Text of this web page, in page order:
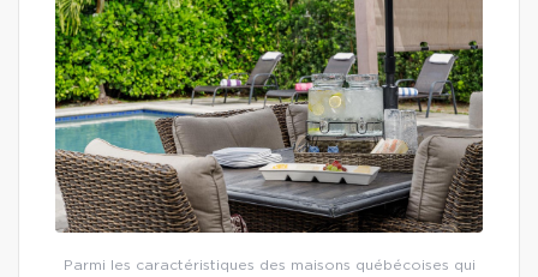
Parmi les caractéristiques des maisons québécoises qui